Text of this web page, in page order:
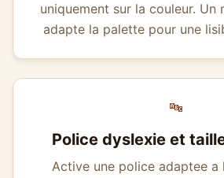
uniquement sur la couleur. Un
adapte la palette pour une
🔤
Police dyslexie et
Active une police adaptee a